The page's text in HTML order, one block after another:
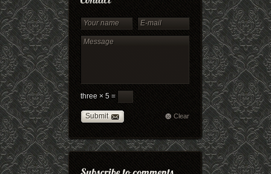
three × 5 =
Submit Clear